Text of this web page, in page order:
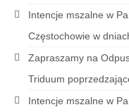
Sakrament
Galeria
Galerie 2026
Intencje mszalne w
Częstochowie w
Zapraszamy na
Triduum
Intencje mszalne w